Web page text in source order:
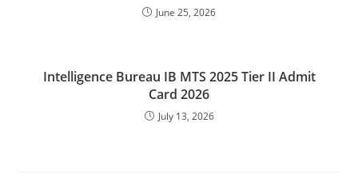
June 25, 2026
Intelligence Bureau IB MTS 2025 Tier II Admit
Card 2026
July 13, 2026